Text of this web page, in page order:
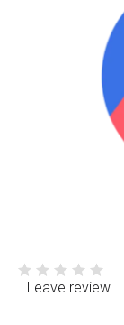
Leave review